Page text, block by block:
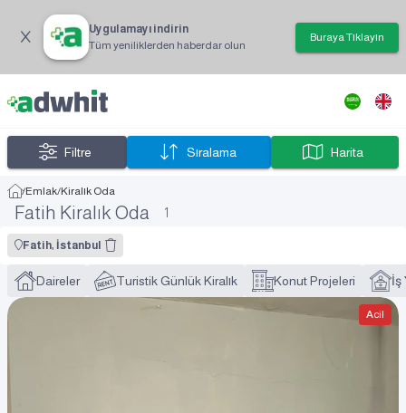
Uygulamayı indirin
Tüm yeniliklerden haberdar olun
Buraya Tıklayın
Filtre Sıralama Harita
/Emlak/Kiralık Oda
Fatih Kiralık Oda 1
Fatih, İstanbul
Daireler Turistik Günlük Kiralık Konut Projeleri İş
Acil